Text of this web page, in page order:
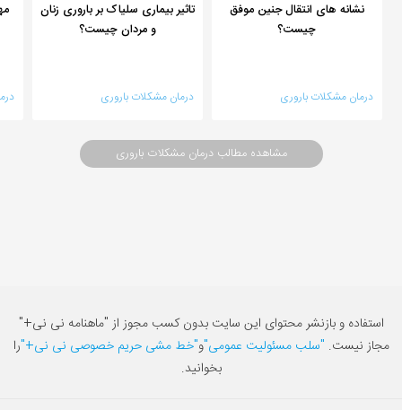
نشانه های انتقال جنین موفق
چیست؟
درمان مشکلات باروری
تاثیر بیماری سلیاک بر باروری زنان
و مردان چیست؟
درمان مشکلات باروری
مشاهده مطالب درمان مشکلات باروری
استفاده و بازنشر محتوای این سایت بدون کسب مجوز از "ماهنامه نی نی+"
مجاز نیست. "سلب مسئولیت عمومی"و"خط مشی حریم خصوصی نی نی+"را
بخوانید.